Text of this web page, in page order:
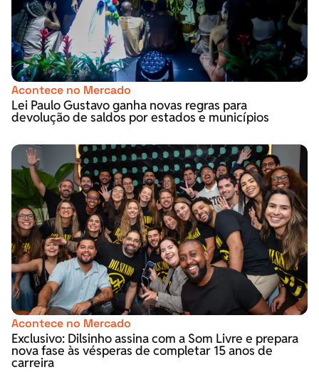
Acontece no Mercado
Lei Paulo Gustavo ganha novas regras para
devolução de saldos por estados e municípios
Acontece no Mercado
Exclusivo: Dilsinho assina com a Som Livre e prepara
nova fase às vésperas de completar 15 anos de
carreira